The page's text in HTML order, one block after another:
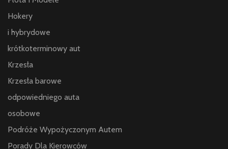
Hokery
i hybrydowe
krótkoterminowy aut
Krzesła
Krzesła barowe
odpowiedniego auta
osobowe
Podróże Wypożyczonym Autem
Porady Dla Kierowców